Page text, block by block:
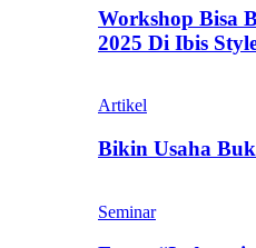
Workshop Bisa
2025 Di Ibis
Artikel
Bikin Usaha
Seminar